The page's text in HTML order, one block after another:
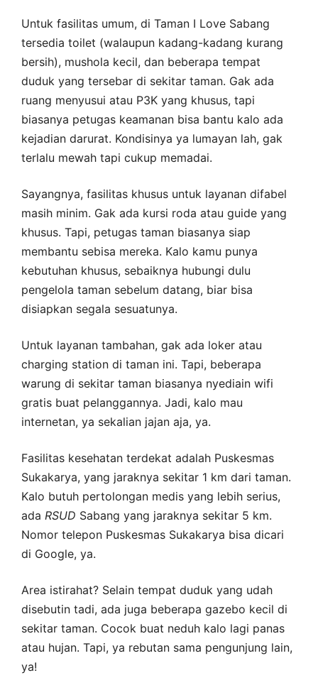
Untuk fasilitas umum, di Taman I Love Sabang
tersedia toilet (walaupun kadang-kadang kurang
bersih), mushola kecil, dan beberapa tempat
duduk yang tersebar di sekitar taman. Gak ada
ruang menyusui atau P3K yang khusus, tapi
biasanya petugas keamanan bisa bantu kalo ada
kejadian darurat. Kondisinya ya lumayan lah, gak
terlalu mewah tapi cukup memadai.
Sayangnya, fasilitas khusus untuk layanan difabel
masih minim. Gak ada kursi roda atau guide yang
khusus. Tapi, petugas taman biasanya siap
membantu sebisa mereka. Kalo kamu punya
kebutuhan khusus, sebaiknya hubungi dulu
pengelola taman sebelum datang, biar bisa
disiapkan segala sesuatunya.
Untuk layanan tambahan, gak ada loker atau
charging station di taman ini. Tapi, beberapa
warung di sekitar taman biasanya nyediain wifi
gratis buat pelanggannya. Jadi, kalo mau
internetan, ya sekalian jajan aja, ya.
Fasilitas kesehatan terdekat adalah Puskesmas
Sukakarya, yang jaraknya sekitar 1 km dari taman.
Kalo butuh pertolongan medis yang lebih serius,
ada RSUD Sabang yang jaraknya sekitar 5 km.
Nomor telepon Puskesmas Sukakarya bisa dicari
di Google, ya.
Area istirahat? Selain tempat duduk yang udah
disebutin tadi, ada juga beberapa gazebo kecil di
sekitar taman. Cocok buat neduh kalo lagi panas
atau hujan. Tapi, ya rebutan sama pengunjung lain,
ya!